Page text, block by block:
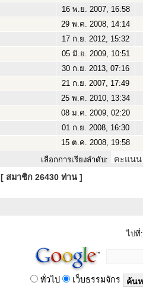
16 พ.ย. 2007, 16:58
29 พ.ค. 2008, 14:14
17 ก.ย. 2012, 15:32
05 มิ.ย. 2009, 10:51
30 ก.ย. 2013, 07:16
21 ก.ย. 2007, 17:49
25 พ.ค. 2010, 13:34
08 ม.ค. 2009, 02:20
01 ก.ย. 2008, 16:30
15 ต.ค. 2008, 19:58
เลือกการเรียงลำดับ:
[ สมาชิก 26430 ท่าน ]
ไปที่:
ทั่วไป เว็บธรรมจักร